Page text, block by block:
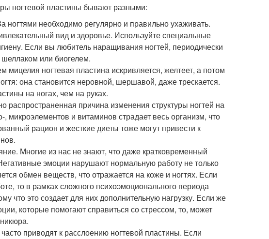
ногтевой пластины бывают разными:
ногтями необходимо регулярно и правильно ухаживать.
вид и здоровье. Используйте специальные
Если вы любитель наращивания ногтей, периодически
или биогелем.
мицелия ногтевая пластина искривляется, желтеет, а потом
она становится неровной, шершавой, даже трескается.
на ногах, чем на руках.
причина изменения структуры ногтей на
микроэлементов и витаминов страдает весь организм, что
рацион и жесткие диеты тоже могут привести к
Многие из нас не знают, что даже кратковременный
эмоции нарушают нормальную работу не только
обмен веществ, что отражается на коже и ногтях. Если
то в рамках сложного психоэмоционального периода
что это создает для них дополнительную нагрузку. Если же
которые помогают справиться со стрессом, то, может
приводят к расслоению ногтевой пластины. Если